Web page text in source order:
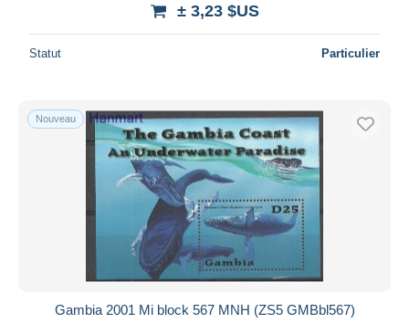
± 3,23 $US
Statut Particulier
Nouveau
Gambia 2001 Mi block 567 MNH (ZS5 GMBbl567)